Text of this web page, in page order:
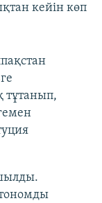
кейін көп
тұтанып,